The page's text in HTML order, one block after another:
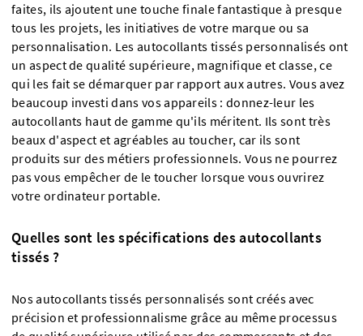
faites, ils ajoutent une touche finale fantastique à presque
tous les projets, les initiatives de votre marque ou sa
personnalisation. Les autocollants tissés personnalisés ont
un aspect de qualité supérieure, magnifique et classe, ce
qui les fait se démarquer par rapport aux autres. Vous avez
beaucoup investi dans vos appareils : donnez-leur les
autocollants haut de gamme qu'ils méritent. Ils sont très
beaux d'aspect et agréables au toucher, car ils sont
produits sur des métiers professionnels. Vous ne pourrez
pas vous empêcher de le toucher lorsque vous ouvrirez
votre ordinateur portable.
Quelles sont les spécifications des autocollants
tissés ?
Nos autocollants tissés personnalisés sont créés avec
précision et professionnalisme grâce au même processus